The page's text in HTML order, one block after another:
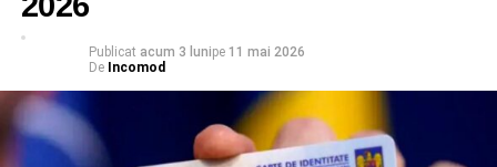
Publicat acum 3 lunipe 11 mai 2026
De Incomod